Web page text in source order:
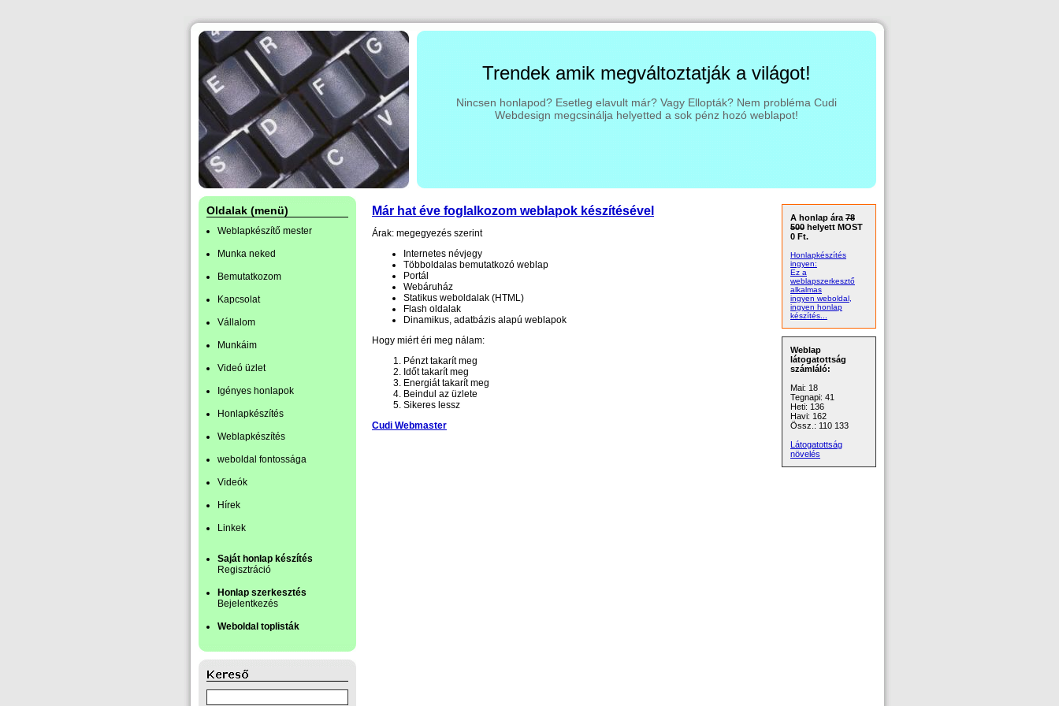
Trendek amik megváltoztatják a világot!
Nincsen honlapod? Esetleg elavult már? Vagy Ellopták? Nem probléma Cudi
Webdesign megcsinálja helyetted a sok pénz hozó weblapot!
Oldalak (menü)
Weblapkészítő mester
Munka neked
Bemutatkozom
Kapcsolat
Vállalom
Munkáim
Videó üzlet
Igényes honlapok
Honlapkészítés
Weblapkészítés
weboldal fontossága
Videók
Hírek
Linkek
Saját honlap készítés
Regisztráció
Honlap szerkesztés
Bejelentkezés
Weboldal toplisták
Már hat éve foglalkozom weblapok készítésével
Árak: megegyezés szerint
Internetes névjegy
Többoldalas bemutatkozó weblap
Portál
Webáruház
Statikus weboldalak (HTML)
Flash oldalak
Dinamikus, adatbázis alapú weblapok
Hogy miért éri meg nálam:
Pénzt takarít meg
Időt takarít meg
Energiát takarít meg
Beindul az üzlete
Sikeres lessz
Cudi Webmaster
A honlap ára 78
500 helyett MOST
0 Ft.
Honlapkészítés
ingyen:
Ez a
weblapszerkesztő
alkalmas
ingyen weboldal,
ingyen honlap
készítés...
Weblap
látogatottság
számláló:
Mai: 18
Tegnapi: 41
Heti: 136
Havi: 162
Össz.: 110 133
Látogatottság
növelés